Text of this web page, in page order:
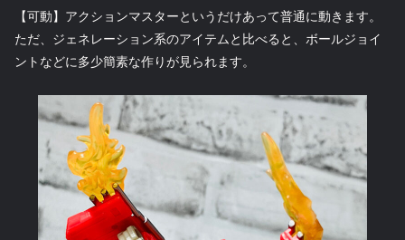
【可動】アクションマスターというだけあって普通に動きます。
ただ、ジェネレーション系のアイテムと比べると、ボールジョイ
ントなどに多少簡素な作りが見られます。